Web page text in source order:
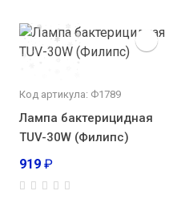
Код артикула: Ф1789
Лампа бактерицидная
TUV-30W (Филипс)
919 ₽